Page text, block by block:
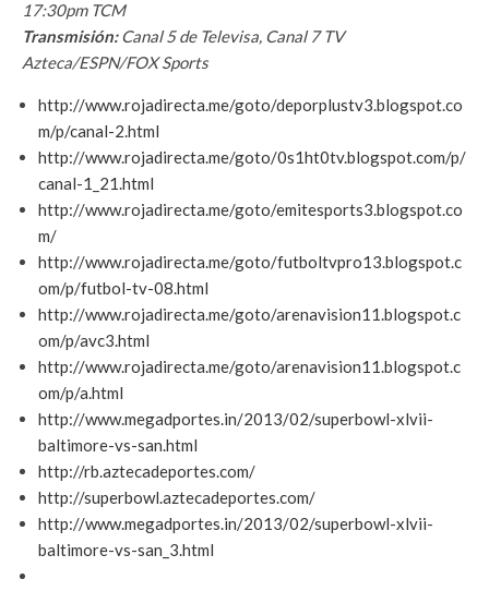
17:30pm TCM
Transmisión:Canal 5 de Televisa, Canal 7 TV
Azteca/ESPN/FOX Sports
http://www.rojadirecta.me/goto/deporplustv3.blogspot.co
m/p/canal-2.html
http://www.rojadirecta.me/goto/0s1ht0tv.blogspot.com/p/
canal-1_21.html
http://www.rojadirecta.me/goto/emitesports3.blogspot.co
m/
http://www.rojadirecta.me/goto/futboltvpro13.blogspot.c
om/p/futbol-tv-08.html
http://www.rojadirecta.me/goto/arenavision11.blogspot.c
om/p/avc3.html
http://www.rojadirecta.me/goto/arenavision11.blogspot.c
om/p/a.html
http://www.megadportes.in/2013/02/superbowl-xlvii-
baltimore-vs-san.html
http://rb.aztecadeportes.com/
http://superbowl.aztecadeportes.com/
http://www.megadportes.in/2013/02/superbowl-xlvii-
baltimore-vs-san_3.html